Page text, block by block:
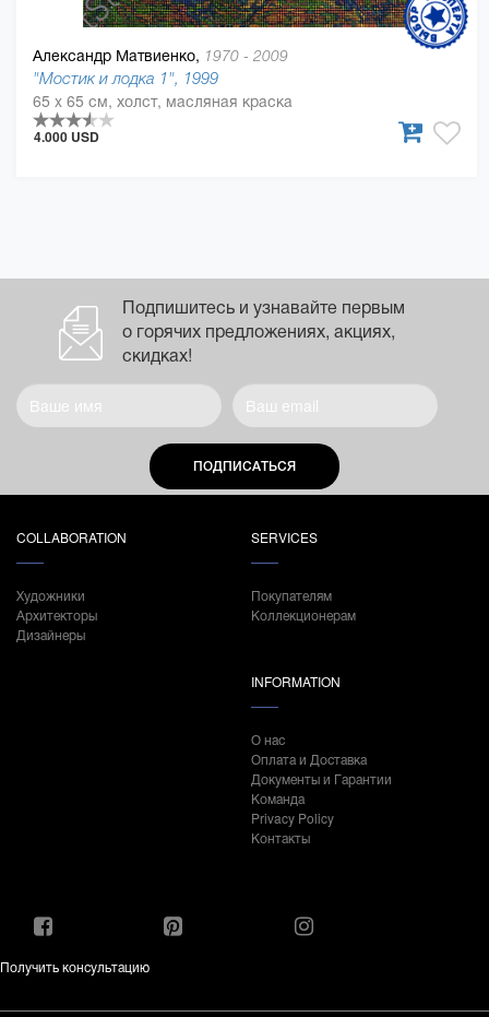
Александр Матвиенко, 1970 - 2009
"Мостик и лодка 1", 1999
65 x 65 см, холст, масляная краска
4.000 USD
Подпишитесь и узнавайте первым
о горячих предложениях, акциях,
скидках!
ПОДПИСАТЬСЯ
COLLABORATION
Художники
Архитекторы
Дизайнеры
SERVICES
Покупателям
Коллекционерам
INFORMATION
О нас
Оплата и Доставка
Документы и Гарантии
Команда
Privacy Policy
Контакты
Получить консультацию